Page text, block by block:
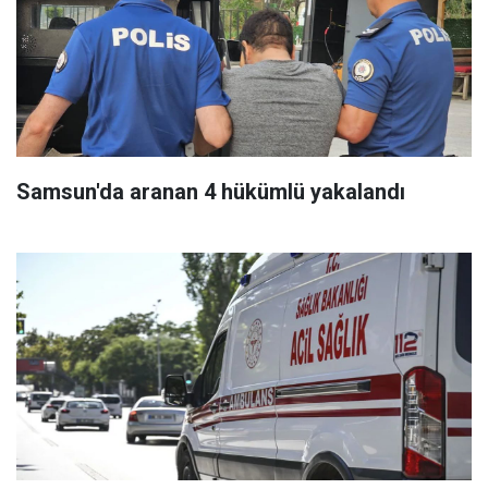
Samsun'da aranan 4 hükümlü yakalandı